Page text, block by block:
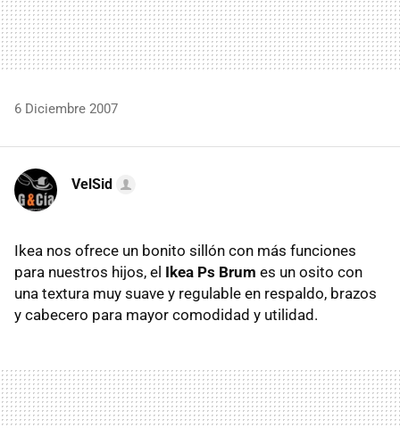
6 Diciembre 2007
VelSid
Ikea nos ofrece un bonito sillón con más funciones
para nuestros hijos, el Ikea Ps Brum es un osito con
una textura muy suave y regulable en respaldo, brazos
y cabecero para mayor comodidad y utilidad.